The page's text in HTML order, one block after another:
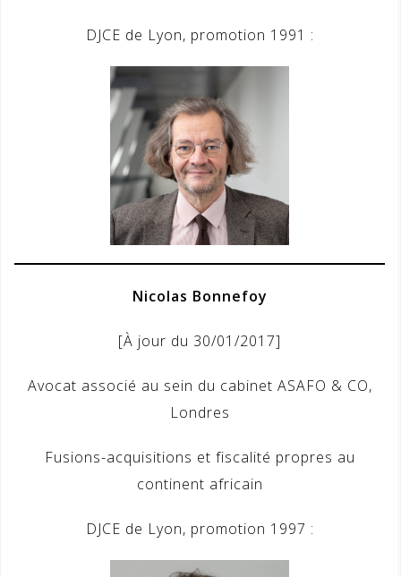
DJCE de Lyon, promotion 1991 :
Nicolas Bonnefoy
[À jour du 30/01/2017]
Avocat associé au sein du cabinet ASAFO & CO,
Londres
Fusions-acquisitions et fiscalité propres au
continent africain
DJCE de Lyon, promotion 1997 :